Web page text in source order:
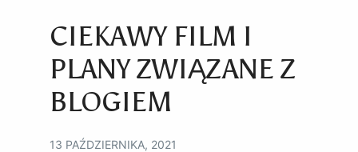
CIEKAWY FILM I
PLANY ZWIĄZANE Z
BLOGIEM
13 PAŹDZIERNIKA, 2021